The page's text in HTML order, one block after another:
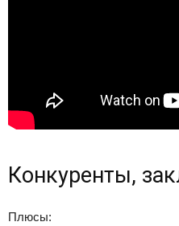
Конкуренты,
Плюсы: